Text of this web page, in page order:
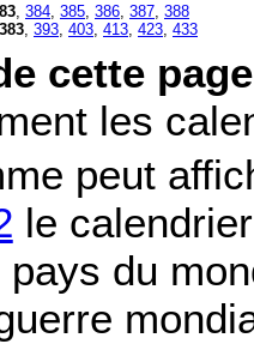
384 385 386 387 388
383 393 403 413 423 433
cette page
les
peut
le
du